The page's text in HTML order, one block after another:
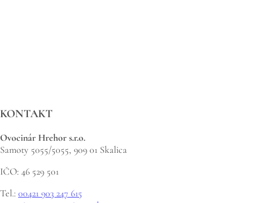
KONTAKT
Ovocinár Hrehor s.r.o.
Samoty 5055/5055, 909 01 Skalica
IČO: 46 529 501
Tel.: 00421 903 247 615